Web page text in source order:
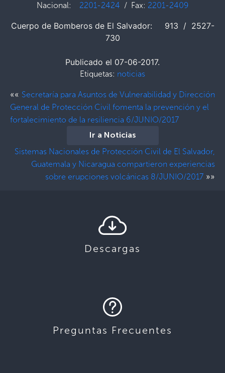
Nacional: 2201-2424 / Fax: 2201-2409
Cuerpo de Bomberos de El Salvador: 913 / 2527-
730
Publicado el 07-06-2017.
Etiquetas: noticias
«« Secretaría para Asuntos de Vulnerabilidad y Dirección
General de Protección Civil fomenta la prevención y el
fortalecimiento de la resiliencia 6/JUNIO/2017
Ir a Noticias
Sistemas Nacionales de Protección Civil de El Salvador,
Guatemala y Nicaragua compartieron experiencias
sobre erupciones volcánicas 8/JUNIO/2017 »»
Descargas
Preguntas Frecuentes